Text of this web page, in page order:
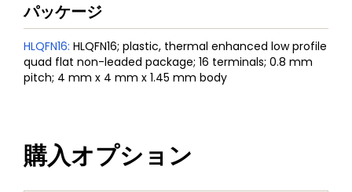
パッケージ
HLQFN16: HLQFN16; plastic, thermal enhanced low profile
quad flat non-leaded package; 16 terminals; 0.8 mm
pitch; 4 mm x 4 mm x 1.45 mm body
購入オプション